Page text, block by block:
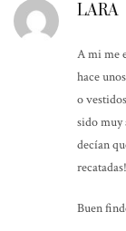
LARA
A mi me
hace
o
sido muy
decían
recatadas!
Buen